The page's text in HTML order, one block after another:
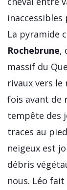
La pyramide
Rochebrune,
massif du
rivaux vers le
fois avant de
tempête des
traces au
neigeux est
débris
nous. Léo